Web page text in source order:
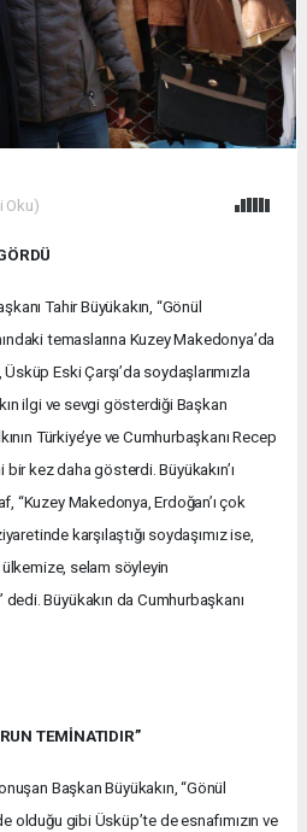
Oku)
Tahir Büyükakın, “Gönül
temaslarına Kuzey Makedonya’da
Eski Çarşı’da soydaşlarımızla
ilgi ve sevgi gösterdiği Başkan
Türkiye’ye ve Cumhurbaşkanı Recep
kez daha gösterdi. Büyükakın’ı
“Kuzey Makedonya, Erdoğan’ı çok
karşılaştığı soydaşımız ise,
selam söyleyin
dedi. Büyükakın da Cumhurbaşkanı
TEMİNATIDIR”
Başkan Büyükakın, “Gönül
olduğu gibi Üsküp’te de esnafımızın ve